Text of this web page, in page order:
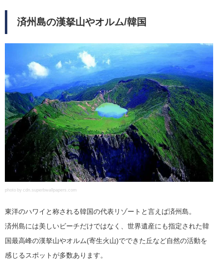
済州島の漢拏山やオルム/韓国
photo by cdn.superbwallpapers.com
東洋のハワイと称される韓国の代表リゾートと言えば済州島。
済州島には美しいビーチだけではなく、世界遺産にも指定された韓
国最高峰の漢拏山やオルム(寄生火山)でできた丘など自然の活動を
感じるスポットが多数あります。